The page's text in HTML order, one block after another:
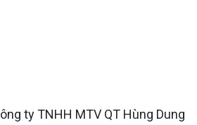
ty TNHH MTV QT Hùng Dung